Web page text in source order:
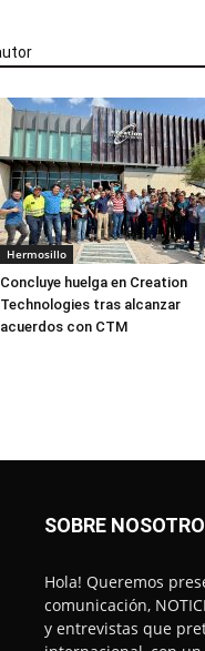
Hermosillo
Concluye huelga en Creation
Technologies tras alcanzar
acuerdos con CTM
SOBRE
Hola! Queremos
comunicación,
y entrevistas que